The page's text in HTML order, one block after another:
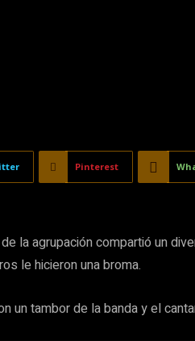
Pinterest
la agrupación compartió un
le hicieron una broma.
un tambor de la banda y el